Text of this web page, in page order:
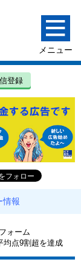
登録
情報
ォーム
均点9割超を達成